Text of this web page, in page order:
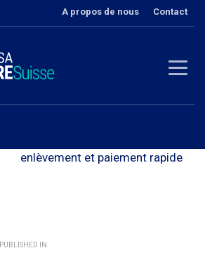
A propos de nous Contact
enlèvement et paiement rapide
PUBLISHED IN